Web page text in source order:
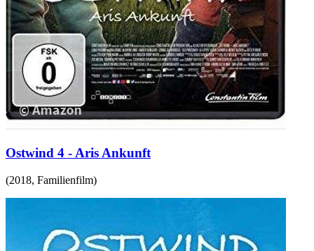
Ostwind 4 - Aris Ankunft
(2018, Familienfilm)